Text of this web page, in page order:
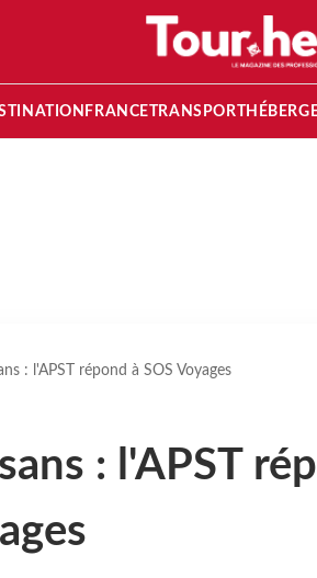
FRANCETRANSPORT
: l'APST répond à SOS Voyages
: l'APST